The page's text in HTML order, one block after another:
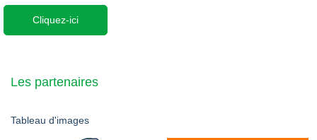
Cliquez-ici
Les partenaires
Tableau d'images